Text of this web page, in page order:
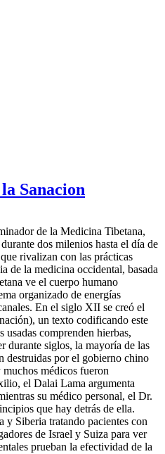
Sanacion
de la Medicina Tibetana,
dos milenios hasta el día de
rivalizan con las prácticas
de la medicina occidental, basada
ve el cuerpo humano
organizado de energías
En el siglo XII se creó el
un texto codificando este
usadas comprenden hierbas,
durante siglos, la mayoría de las
destruidas por el gobierno chino
médicos fueron
el Dalai Lama argumenta
su médico personal, el Dr.
que hay detrás de ella.
y Siberia tratando pacientes con
de Israel y Suiza para ver
prueban la efectividad de la